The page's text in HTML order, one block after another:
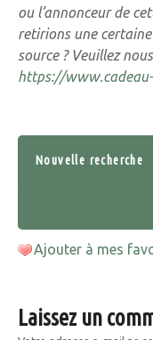
ou l’annonceur de
retirions une
source ? Veuillez
https://
Nouvelle recherche
Ajouter à mes
Laissez un